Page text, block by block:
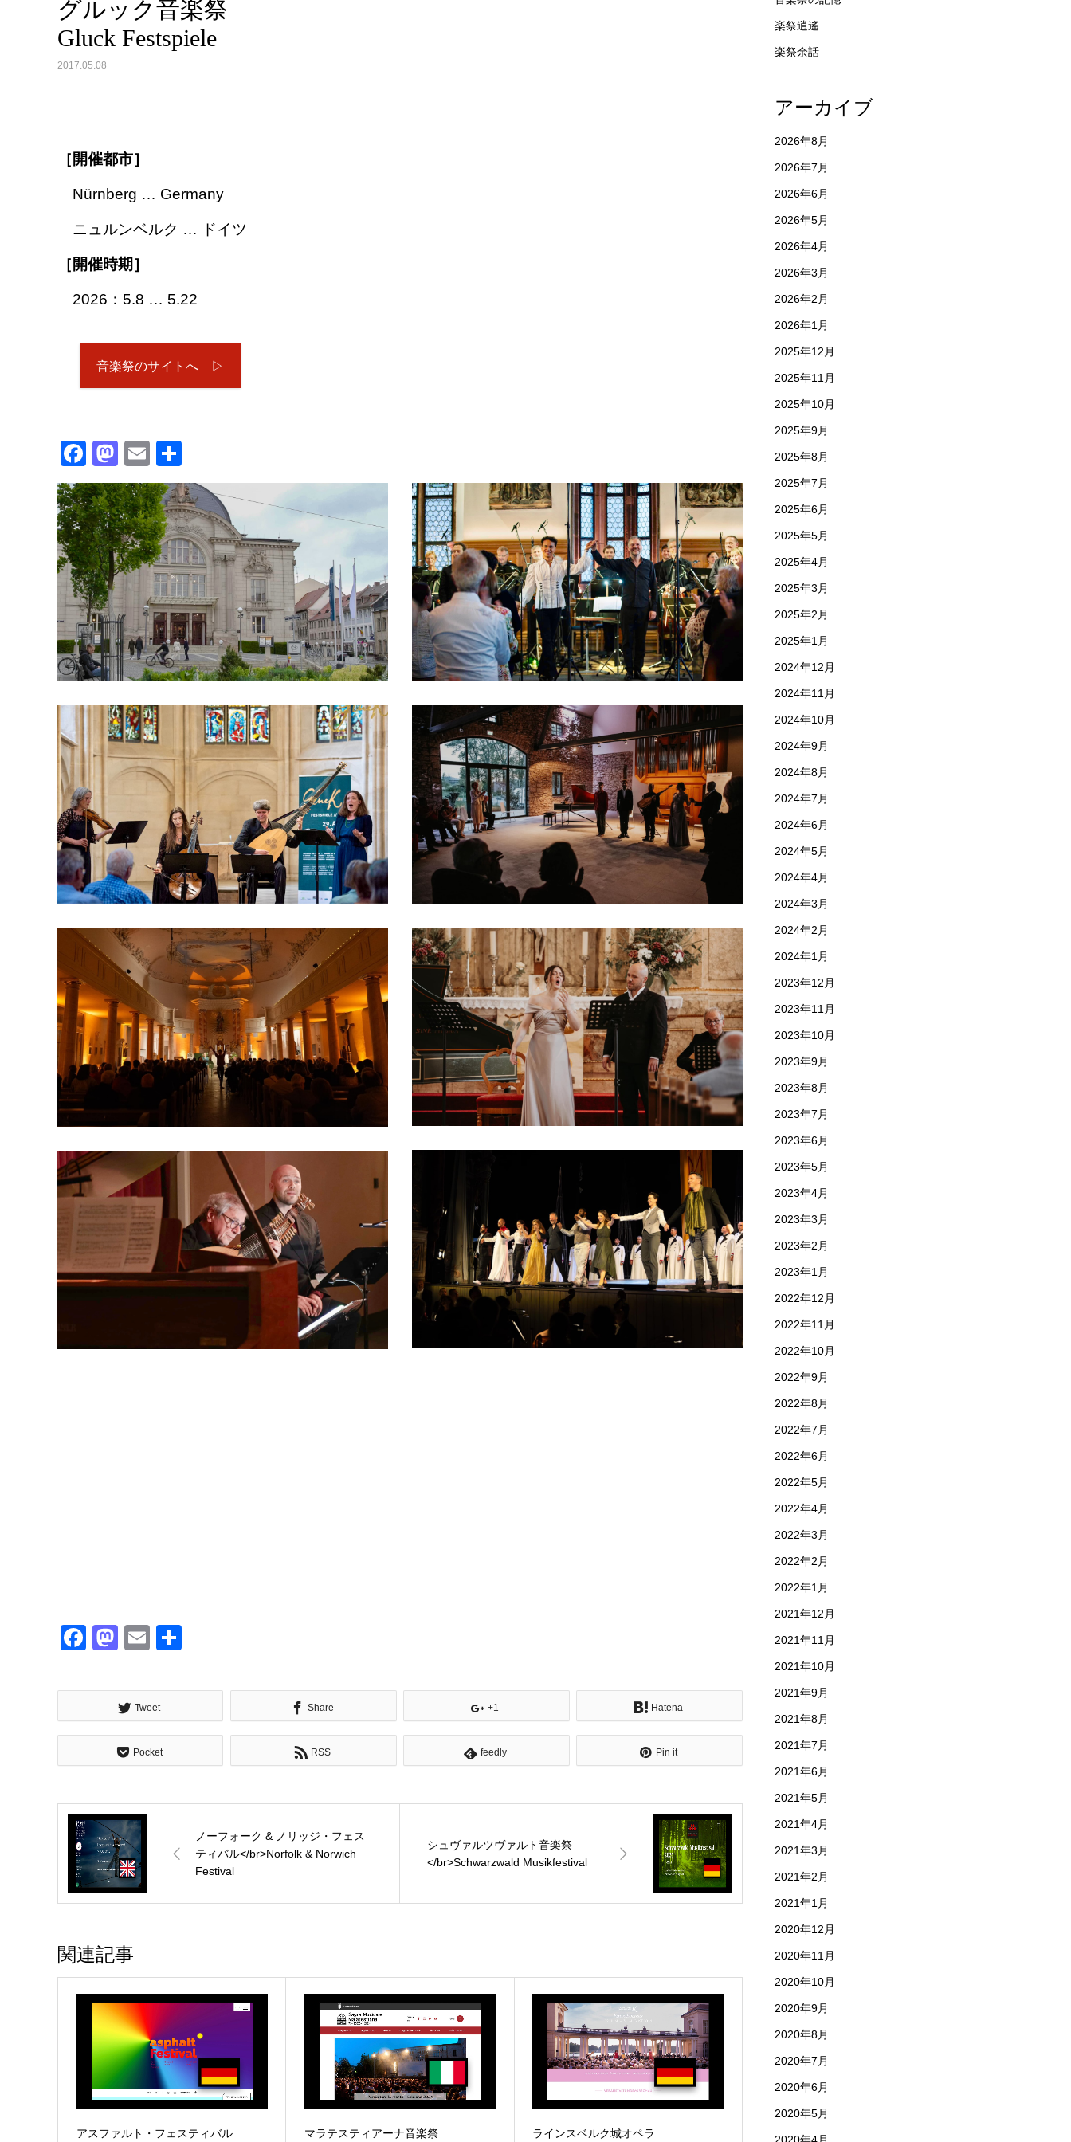
グルック音楽祭
Gluck Festspiele
2017.05.08
［開催都市］
Nürnberg … Germany
ニュルンベルク … ドイツ
［開催時期］
2026：5.8 … 5.22
音楽祭のサイトへ ▷
Facebook
Mastodon
Email
有
Facebook
Mastodon
Email
Tweet Share +1 Hatena
Pocket RSS feedly Pin it
ノーフォーク & ノリッジ・フェス
ティバル</br>Norfolk & Norwich
Festival
シュヴァルツヴァルト音楽祭
</br>Schwarzwald Musikfestival
関連記事
アスファルト・フェスティバル マラテスティアーナ音楽祭 ラインスベルク城オペラ
楽祭逍遙
楽祭余話
アーカイブ
2026年8月
2026年7月
2026年6月
2026年5月
2026年4月
2026年3月
2026年2月
2026年1月
2025年12月
2025年11月
2025年10月
2025年9月
2025年8月
2025年7月
2025年6月
2025年5月
2025年4月
2025年3月
2025年2月
2025年1月
2024年12月
2024年11月
2024年10月
2024年9月
2024年8月
2024年7月
2024年6月
2024年5月
2024年4月
2024年3月
2024年2月
2024年1月
2023年12月
2023年11月
2023年10月
2023年9月
2023年8月
2023年7月
2023年6月
2023年5月
2023年4月
2023年3月
2023年2月
2023年1月
2022年12月
2022年11月
2022年10月
2022年9月
2022年8月
2022年7月
2022年6月
2022年5月
2022年4月
2022年3月
2022年2月
2022年1月
2021年12月
2021年11月
2021年10月
2021年9月
2021年8月
2021年7月
2021年6月
2021年5月
2021年4月
2021年3月
2021年2月
2021年1月
2020年12月
2020年11月
2020年10月
2020年9月
2020年8月
2020年7月
2020年6月
2020年5月